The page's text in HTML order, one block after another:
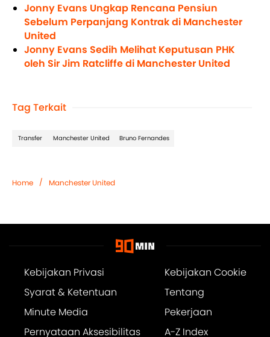
Jonny Evans Ungkap Rencana Pensiun
Sebelum Perpanjang Kontrak di Manchester
United
Jonny Evans Sedih Melihat Keputusan PHK
oleh Sir Jim Ratcliffe di Manchester United
Tag Terkait
Transfer Manchester United Bruno Fernandes
Home / Manchester United
Kebijakan Privasi
Kebijakan Cookie
Syarat & Ketentuan
Tentang
Minute Media
Pekerjaan
Pernyataan Aksesibilitas
A-Z Index